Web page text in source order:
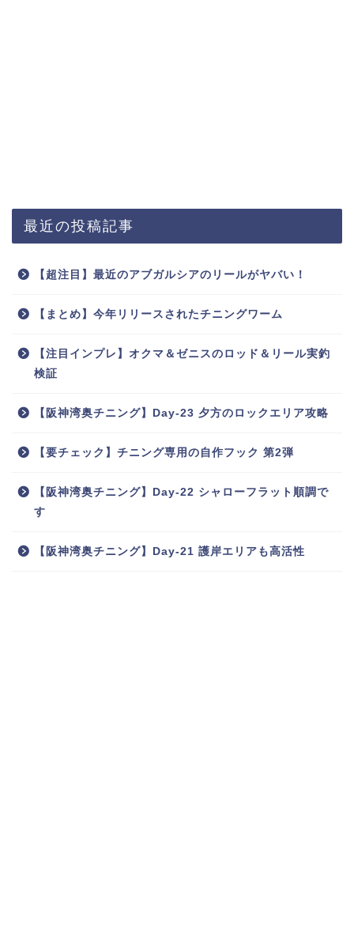
最近の投稿記事
【超注目】最近のアブガルシアのリールがヤバい！
【まとめ】今年リリースされたチニングワーム
【注目インプレ】オクマ＆ゼニスのロッド＆リール実釣
検証
【阪神湾奥チニング】Day-23 夕方のロックエリア攻略
【要チェック】チニング専用の自作フック 第2弾
【阪神湾奥チニング】Day-22 シャローフラット順調で
す
【阪神湾奥チニング】Day-21 護岸エリアも高活性